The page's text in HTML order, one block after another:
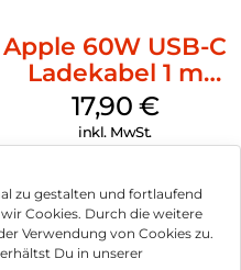
zu gestalten und fortlaufend
Cookies. Durch die weitere
Verwendung von Cookies zu.
Du in unserer
Apple 60W USB-C
Ladekabel 1 m
Weiß
17,90 €
inkl. MwSt.